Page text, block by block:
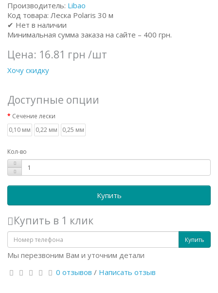
Производитель: Libao
Код товара: Леска Polaris 30 м
✔ Нет в наличии
Минимальная сумма заказа на сайте – 400 грн.
Цена: 16.81 грн /шт
Хочу скидку
Доступные опции
Сечение лески
0,10 мм
0,22 мм 0,25 мм
Кол-во
Купить
Купить в 1 клик
Купить
Мы перезвоним Вам и уточним детали
0 отзывов / Написать отзыв